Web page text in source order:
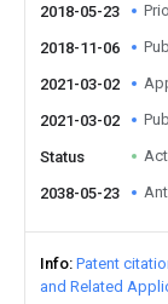
2018-05-23
2018-11-06
2021-03-02
2021-03-02
Status
2038-05-23
Info Patent
and Related